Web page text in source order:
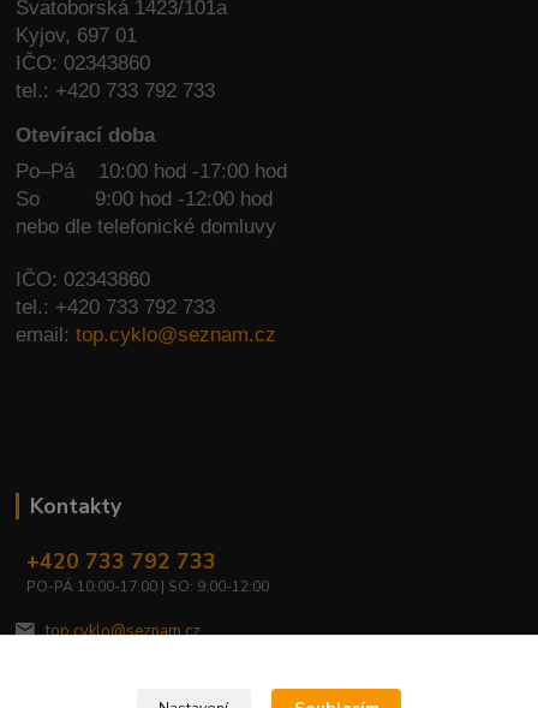
Svatoborská 1423/101a
Kyjov, 697 01
IČO: 02343860
tel.: +420 733 792 733
Otevírací doba
Po–Pá 10:00 hod -17:00 hod
So
9:00 hod -12:00 hod
nebo dle telefonické domluvy
IČO: 02343860
tel.: +420 733 792 733
email:top.cyklo@seznam.cz
Kontakty
+420 733 792 733
PO-PÁ 10:00-17:00 | SO: 9:00-12:00
top.cyklo@seznam.cz